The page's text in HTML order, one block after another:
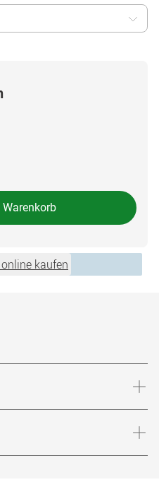
Warenkorb
kaufen